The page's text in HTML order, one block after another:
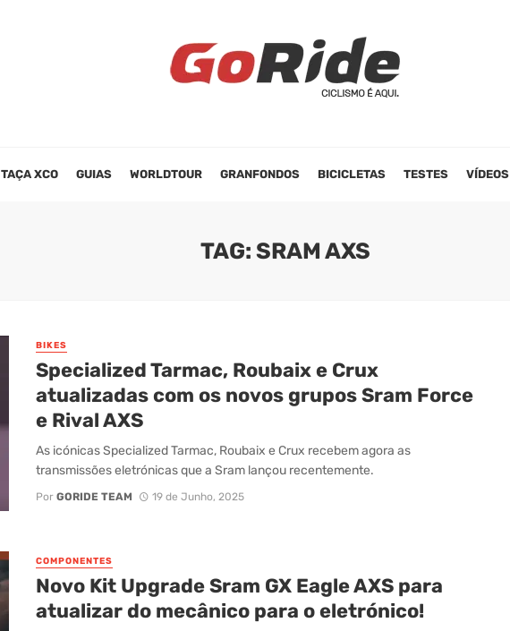
TAÇA XCO GUIAS WORLDTOUR GRANFONDOS BICICLETAS TESTES VÍDEOS
TAG: SRAM AXS
BIKES
Specialized Tarmac, Roubaix e Crux
atualizadas com os novos grupos Sram Force
e Rival AXS
As icónicas Specialized Tarmac, Roubaix e Crux recebem agora as
transmissões eletrónicas que a Sram lançou recentemente.
Por GORIDE TEAM 19 de Junho, 2025
COMPONENTES
Novo Kit Upgrade Sram GX Eagle AXS para
atualizar do mecânico para o eletrónico!